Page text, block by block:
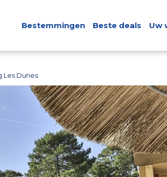
Bestemmingen Beste deals Uw
Les Dunes